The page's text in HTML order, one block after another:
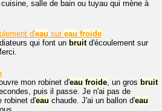
salle de bain ou tuyau qui mène à
d'eau sur eau froide
qui font un bruitd'écoulement sur
mon robinet d'eau froide, un gros bruit
puis il passe. Je n'ai pas de
robinet d'eau chaude. J'ai un ballon d'eau